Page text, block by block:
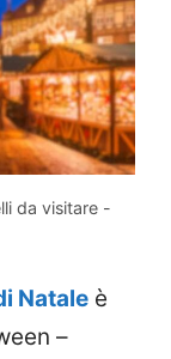
da visitare -
Natale è
–